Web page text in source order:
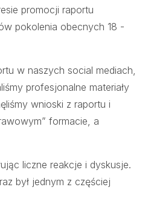
promocji raportu
pokolenia obecnych 18 -
w naszych social mediach,
profesjonalne materiały
wnioski z raportu i
formacie, a
liczne reakcje i dyskusje.
był jednym z częściej